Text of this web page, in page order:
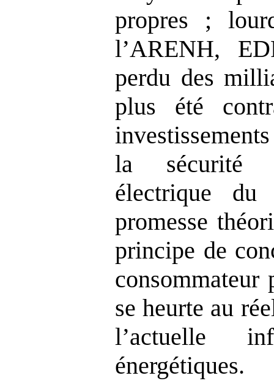
propres ;
l’ARENH,
perdu des
plus été
la sécurité
électrique
promesse
principe de
consommateur
se heurte au
l’actuelle
énergétiques.